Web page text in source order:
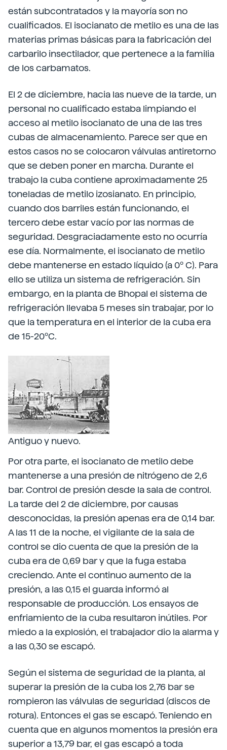
están subcontratados y la mayoría son no
cualificados. El isocianato de metilo es una de las
materias primas básicas para la fabricación del
carbarilo insectilador, que pertenece a la familia
de los carbamatos.
El 2 de diciembre, hacia las nueve de la tarde, un
personal no cualificado estaba limpiando el
acceso al metilo isocianato de una de las tres
cubas de almacenamiento. Parece ser que en
estos casos no se colocaron válvulas antiretorno
que se deben poner en marcha. Durante el
trabajo la cuba contiene aproximadamente 25
toneladas de metilo izosianato. En principio,
cuando dos barriles están funcionando, el
tercero debe estar vacío por las normas de
seguridad. Desgraciadamente esto no ocurría
ese día. Normalmente, el isocianato de metilo
debe mantenerse en estado líquido (a 0º C). Para
ello se utiliza un sistema de refrigeración. Sin
embargo, en la planta de Bhopal el sistema de
refrigeración llevaba 5 meses sin trabajar, por lo
que la temperatura en el interior de la cuba era
de 15-20ºC.
Antiguo y nuevo.
Por otra parte, el isocianato de metilo debe
mantenerse a una presión de nitrógeno de 2,6
bar. Control de presión desde la sala de control.
La tarde del 2 de diciembre, por causas
desconocidas, la presión apenas era de 0,14 bar.
A las 11 de la noche, el vigilante de la sala de
control se dio cuenta de que la presión de la
cuba era de 0,69 bar y que la fuga estaba
creciendo. Ante el continuo aumento de la
presión, a las 0,15 el guarda informó al
responsable de producción. Los ensayos de
enfriamiento de la cuba resultaron inútiles. Por
miedo a la explosión, el trabajador dio la alarma y
a las 0,30 se escapó.
Según el sistema de seguridad de la planta, al
superar la presión de la cuba los 2,76 bar se
rompieron las válvulas de seguridad (discos de
rotura). Entonces el gas se escapó. Teniendo en
cuenta que en algunos momentos la presión era
superior a 13,79 bar, el gas escapó a toda